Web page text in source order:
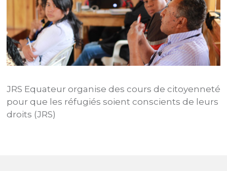
JRS Equateur organise des cours de citoyenneté
pour que les réfugiés soient conscients de leurs
droits (JRS)